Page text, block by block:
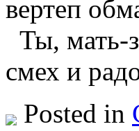
вертеп
Ты, мать-
смех и
Posted in